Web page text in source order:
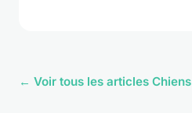
← Voir tous les articles Chiens